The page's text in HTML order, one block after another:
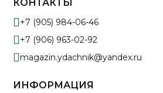
КОНТАКТЫ
+7 (905) 984-06-46
+7 (906) 963-02-92
magazin.ydachnik@yandex.ru
ИНФОРМАЦИЯ